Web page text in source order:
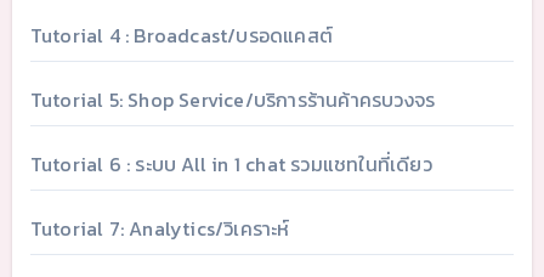
Tutorial 4 : Broadcast/บรอดแคสต์
Tutorial 5: Shop Service/บริการร้านค้าครบวงจร
Tutorial 6 : ระบบ All in 1 chat รวมแชทในที่เดียว
Tutorial 7: Analytics/วิเคราะห์